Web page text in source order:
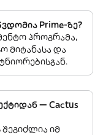
Prime-ზე?
პროგრამა,
მიტანასა და
— Cactus
იმ